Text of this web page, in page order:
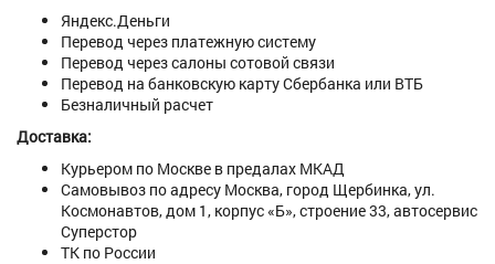
Яндекс.Деньги
Перевод через платежную систему
Перевод через салоны сотовой связи
Перевод на банковскую карту Сбербанка или ВТБ
Безналичный расчет
Доставка:
Курьером по Москве в предалах МКАД
Самовывоз по адресу Москва, город Щербинка, ул.
Космонавтов, дом 1, корпус «Б», строение 33, автосервис
Суперстор
ТК по России